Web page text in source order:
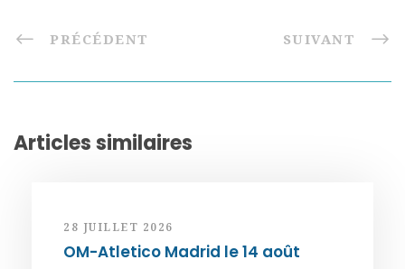
PRÉCÉDENT SUIVANT
Articles similaires
28 JUILLET 2026
OM-Atletico Madrid le 14 août